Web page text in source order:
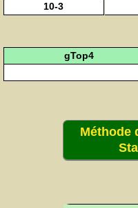
10-3
gTop4
Méthode